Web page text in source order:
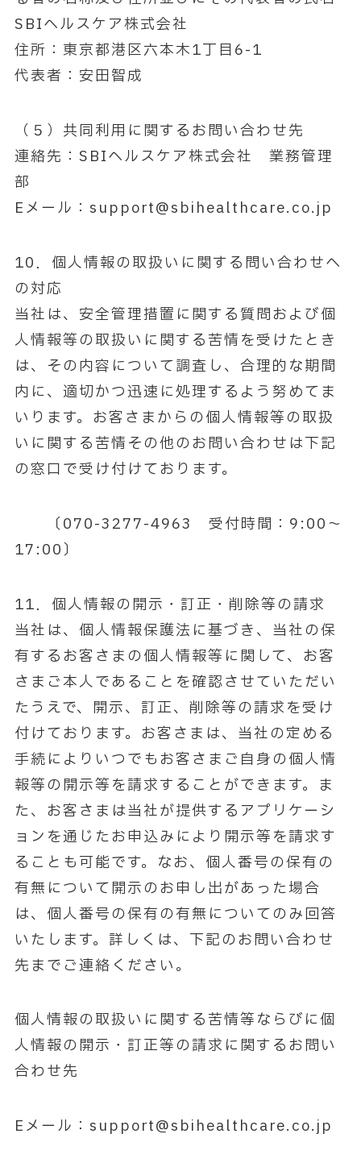
SBIヘルスケア株式会社
住所：東京都港区六本木1丁目6-1
代表者：安田智成
（５）共同利用に関するお問い合わせ先
連絡先：SBIヘルスケア株式会社 業務管理
部
Eメール：support@sbihealthcare.co.jp
10．個人情報の取扱いに関する問い合わせへ
の対応
当社は、安全管理措置に関する質問および個
人情報等の取扱いに関する苦情を受けたとき
は、その内容について調査し、合理的な期間
内に、適切かつ迅速に処理するよう努めてま
いります。お客さまからの個人情報等の取扱
いに関する苦情その他のお問い合わせは下記
の窓口で受け付けております。
〔070-3277-4963 受付時間：9:00～
17:00〕
11．個人情報の開示・訂正・削除等の請求
当社は、個人情報保護法に基づき、当社の保
有するお客さまの個人情報等に関して、お客
さまご本人であることを確認させていただい
たうえで、開示、訂正、削除等の請求を受け
付けております。お客さまは、当社の定める
手続によりいつでもお客さまご自身の個人情
報等の開示等を請求することができます。ま
た、お客さまは当社が提供するアプリケーシ
ョンを通じたお申込みにより開示等を請求す
ることも可能です。なお、個人番号の保有の
有無について開示のお申し出があった場合
は、個人番号の保有の有無についてのみ回答
いたします。詳しくは、下記のお問い合わせ
先までご連絡ください。
個人情報の取扱いに関する苦情等ならびに個
人情報の開示・訂正等の請求に関するお問い
合わせ先
Eメール：support@sbihealthcare.co.jp